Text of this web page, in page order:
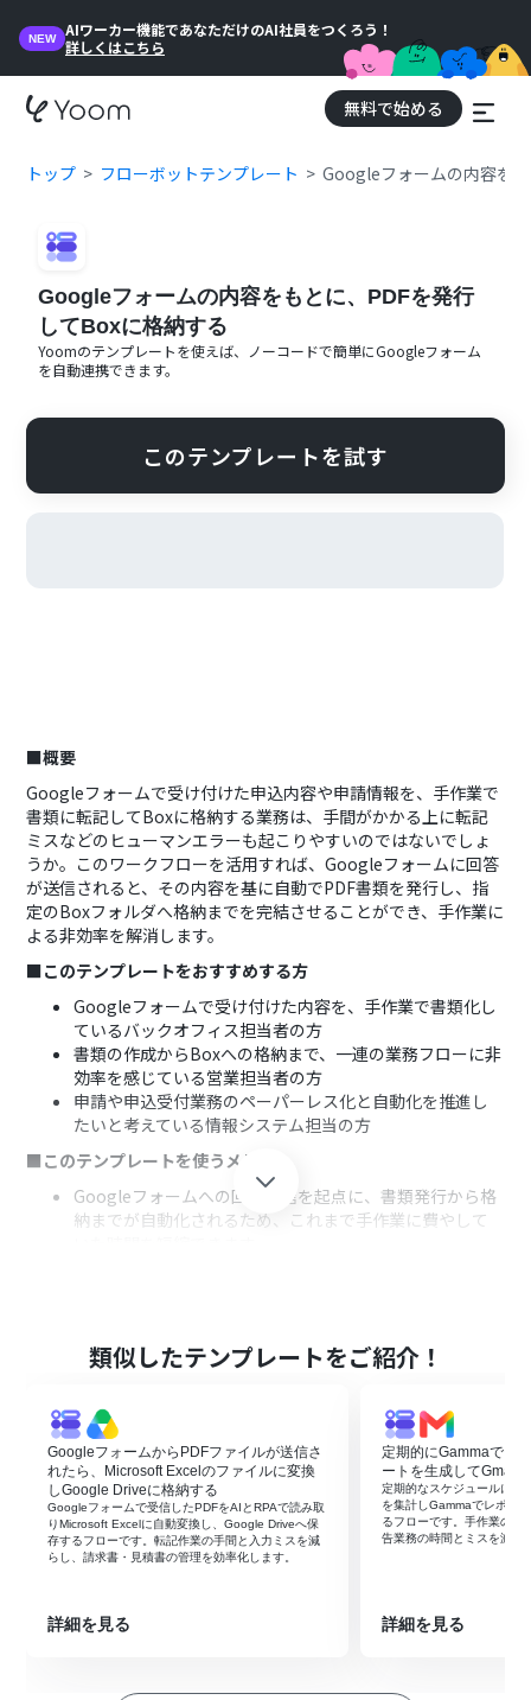
NEW
AIワーカー機能であなただけのAI社員をつくろう！
詳しくはこちら
無料で始める
トップ フローボットテンプレート Googleフォームの内容を
Googleフォームの内容をもとに、PDFを発行
してBoxに格納する
Yoomのテンプレートを使えば、ノーコードで簡単にGoogleフォーム
を自動連携できます。
このテンプレートを試す
■概要
Googleフォームで受け付けた申込内容や申請情報を、手作業で
書類に転記してBoxに格納する業務は、手間がかかる上に転記
ミスなどのヒューマンエラーも起こりやすいのではないでしょ
うか。このワークフローを活用すれば、Googleフォームに回答
が送信されると、その内容を基に自動でPDF書類を発行し、指
定のBoxフォルダへ格納までを完結させることができ、手作業に
よる非効率を解消します。
■このテンプレートをおすすめする方
Googleフォームで受け付けた内容を、手作業で書類化し
ているバックオフィス担当者の方
書類の作成からBoxへの格納まで、一連の業務フローに非
効率を感じている営業担当者の方
申請や申込受付業務のペーパーレス化と自動化を推進し
たいと考えている情報システム担当の方
■このテンプレートを使うメリット
Googleフォームへの回答送信を起点に、書類発行から格
納までが自動化されるため、これまで手作業に費やして
■フローボットの流れ
BoxをYoomと連携します。
トリガーでGoogleフォームを選択し、「フォームに回答
が送信されたら」というアクションを設定します。
オペレーションでGoogle ドキュメントの「書類を発行す
る」アクションを設定し、フォームの回答内容を反映させ
ます。
最後に、オペレーションでBoxの「ファイルをアップロー
※「トリガー」：フロー起動のきっかけとなるアクション、「オ
類似したテンプレートをご紹介！
GoogleフォームからPDFファイルが送信さ
れたら、Microsoft Excelのファイルに変換
しGoogle Driveに格納する
Googleフォームで受信したPDFをAIとRPAで読み取
りMicrosoft Excelに自動変換し、Google Driveへ保
存するフローです。転記作業の手間と入力ミスを減
らし、請求書・見積書の管理を効率化します。
詳細を見る
定期的にGammaでフ
ートを生成してGmail
定期的なスケジュールに合
を集計しGammaでレポー
るフローです。手作業の集
告業務の時間とミスを減ら
詳細を見る